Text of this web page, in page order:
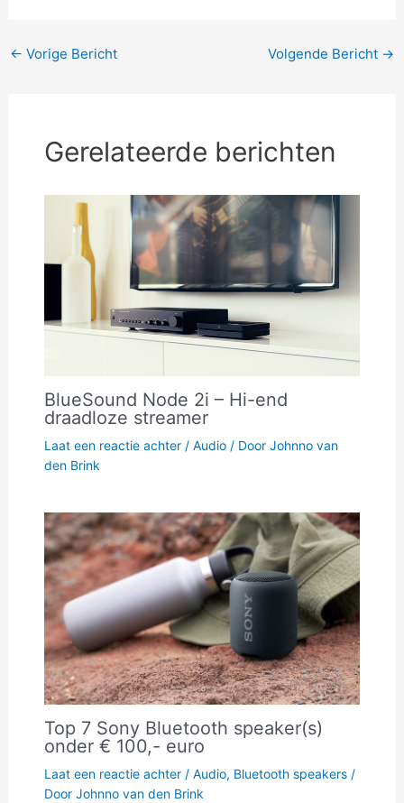
Bericht
← Vorige Bericht Volgende Bericht →
Gerelateerde berichten
BlueSound Node 2i – Hi-end
draadloze streamer
Laat een reactie achter / Audio/ Door Johnno van
den Brink
Top 7 Sony Bluetooth speaker(s)
onder € 100,- euro
Laat een reactie achter / Audio, Bluetooth speakers/
Door Johnno van den Brink